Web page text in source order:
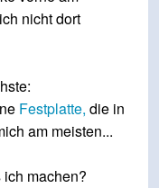
nicht dort
Festplatte, die in
am meisten...
machen?